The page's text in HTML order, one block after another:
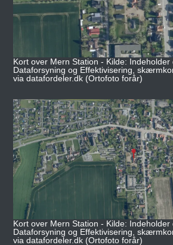
Kort over Mern Station - Kilde:
Dataforsyning og Effektivisering,
via datafordeler.dk (Ortofoto forår)
Kort over Mern Station - Kilde:
Dataforsyning og Effektivisering,
via datafordeler.dk (Ortofoto forår)